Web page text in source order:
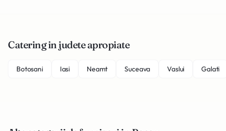
Catering in judete apropiate
Botosani Iasi Neamt Suceava Vaslui Galati